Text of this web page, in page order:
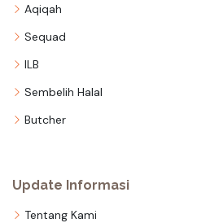
Aqiqah
Sequad
ILB
Sembelih Halal
Butcher
Update Informasi
Tentang Kami